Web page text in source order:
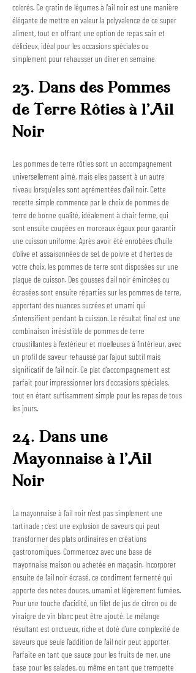
colorés. Ce gratin de légumes à l'ail noir est une manière
élégante de mettre en valeur la polyvalence de ce super
aliment, tout en offrant une option de repas sain et
délicieux, idéal pour les occasions spéciales ou
simplement pour rehausser un dîner en semaine.
23. Dans des Pommes
de Terre Rôties à l'Ail
Noir
Les pommes de terre rôties sont un accompagnement
universellement aimé, mais elles passent à un autre
niveau lorsqu'elles sont agrémentées d'ail noir. Cette
recette simple commence par le choix de pommes de
terre de bonne qualité, idéalement à chair ferme, qui
sont ensuite coupées en morceaux égaux pour garantir
une cuisson uniforme. Après avoir été enrobées d'huile
d'olive et assaisonnées de sel, de poivre et d'herbes de
votre choix, les pommes de terre sont disposées sur une
plaque de cuisson. Des gousses d'ail noir émincées ou
écrasées sont ensuite réparties sur les pommes de terre,
apportant des nuances sucrées et umami qui
s'intensifient pendant la cuisson. Le résultat final est une
combinaison irrésistible de pommes de terre
croustillantes à l'extérieur et moelleuses à l'intérieur, avec
un profil de saveur rehaussé par l'ajout subtil mais
significatif de l'ail noir. Ce plat d'accompagnement est
parfait pour impressionner lors d'occasions spéciales,
tout en étant suffisamment simple pour les repas de tous
les jours.
24. Dans une
Mayonnaise à l'Ail
Noir
La mayonnaise à l'ail noir n'est pas simplement une
tartinade ; c'est une explosion de saveurs qui peut
transformer des plats ordinaires en créations
gastronomiques. Commencez avec une base de
mayonnaise maison ou achetée en magasin. Incorporer
ensuite de l'ail noir écrasé, ce condiment fermenté qui
apporte des notes douces, umami et légèrement fumées.
Pour une touche d'acidité, un filet de jus de citron ou de
vinaigre de vin blanc peut être ajouté. Le mélange
résultant est onctueux, riche et doté d'une complexité de
saveurs que seule l'addition de l'ail noir peut apporter.
Parfaite en tant que sauce pour les fruits de mer, une
base pour les salades, ou même en tant que trempette